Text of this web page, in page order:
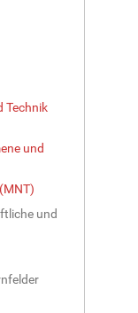
Technik
und
und